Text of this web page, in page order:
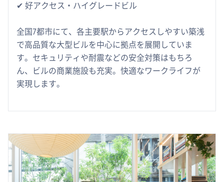
✔︎ 好アクセス・ハイグレードビル
全国7都市にて、各主要駅からアクセスしやすい築浅
で高品質な大型ビルを中心に拠点を展開していま
す。セキュリティや耐震などの安全対策はもちろ
ん、ビルの商業施設も充実。快適なワークライフが
実現します。